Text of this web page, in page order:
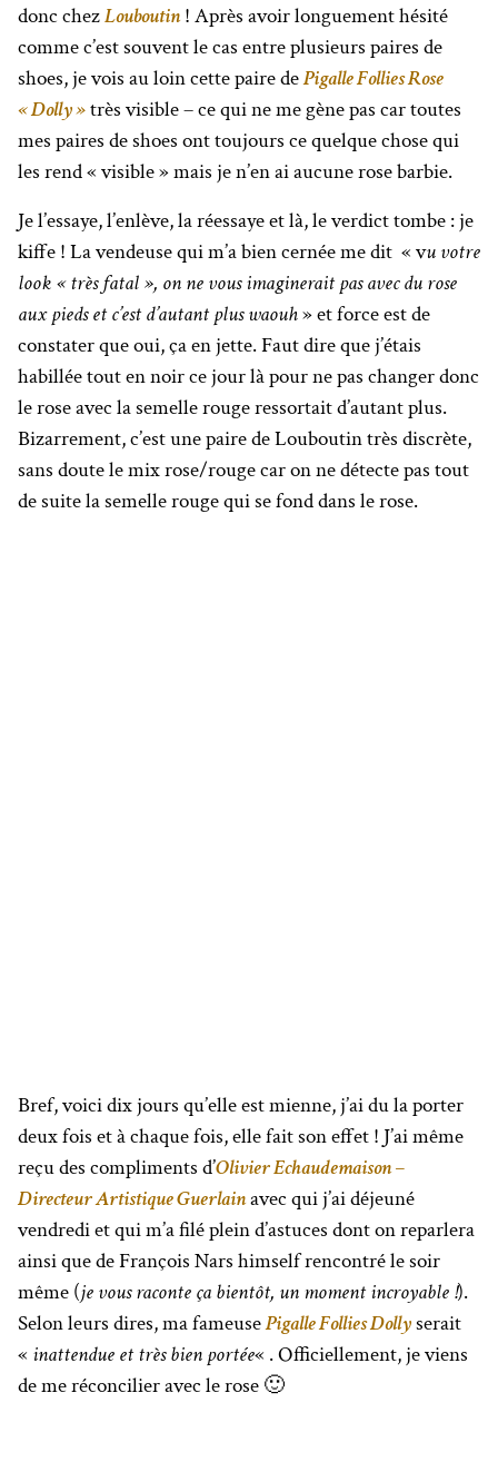
donc chezLouboutin! Après avoir longuement hésité
comme c’est souvent le cas entre plusieurs paires de
shoes, je vois au loin cette paire dePigalle Follies Rose
« Dolly »très visible – ce qui ne me gène pas car toutes
mes paires de shoes ont toujours ce quelque chose qui
les rend « visible » mais je n’en ai aucune rose barbie.
Je l’essaye, l’enlève, la réessaye et là, le verdict tombe : je
kiffe ! La vendeuse qui m’a bien cernée me dit « vu votre
look « très fatal », on ne vous imaginerait pas avec du rose
aux pieds et c’est d’autant plus waouh» et force est de
constater que oui, ça en jette. Faut dire que j’étais
habillée tout en noir ce jour là pour ne pas changer donc
le rose avec la semelle rouge ressortait d’autant plus.
Bizarrement, c’est une paire de Louboutin très discrète,
sans doute le mix rose/rouge car on ne détecte pas tout
de suite la semelle rouge qui se fond dans le rose.
Bref, voici dix jours qu’elle est mienne, j’ai du la porter
deux fois et à chaque fois, elle fait son effet ! J’ai même
reçu des compliments d’Olivier Echaudemaison –
Directeur Artistique Guerlainavec qui j’ai déjeuné
vendredi et qui m’a filé plein d’astuces dont on reparlera
ainsi que de François Nars himself rencontré le soir
même (je vous raconte ça bientôt, un moment incroyable !).
Selon leurs dires, ma fameusePigalle Follies Dollyserait
« inattendue et très bien portée« . Officiellement, je viens
de me réconcilier avec le rose 🙂